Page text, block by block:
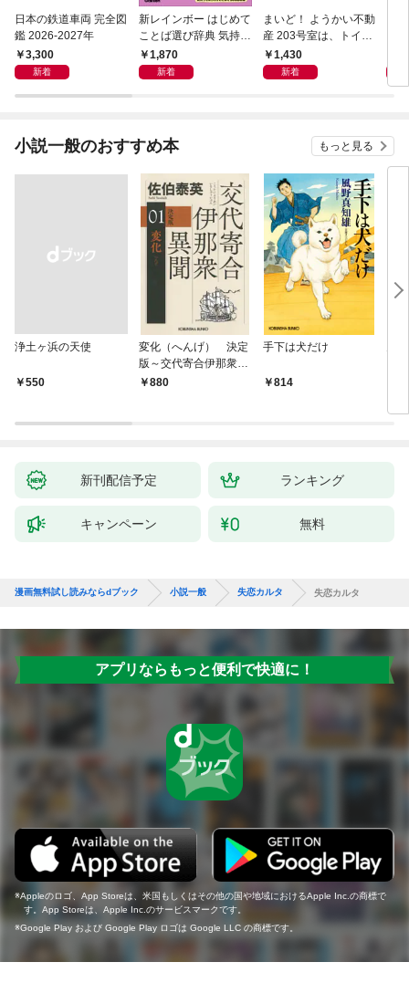
日本の鉄道車両 完全図
鑑 2026-2027年
3,300
新着
新レインボー はじめて
ことば選び辞典 気持ち
のことば
1,870
新着
まいど！ ようかい不動
産 203号室は、トイレ
の花子さんの部屋？
1,430
新着
小説一般のおすすめ本 もっと見る
浄土ヶ浜の天使
￥550
変化（へんげ） 決定
版～交代寄合伊那衆異
聞（1）～
880
手下は犬だけ
814
新刊配信予定 ランキング
キャンペーン 無料
漫画無料試し読みならdブック 小説一般 失恋カルタ 失恋カルタ
アプリならもっと便利で快適に！
Appleのロゴ、App Storeは、米国もしくはその他の国や地域におけるApple Inc.の商標で
す。App Storeは、Apple Inc.のサービスマークです。
Google Play および Google Play ロゴは Google LLC の商標です。